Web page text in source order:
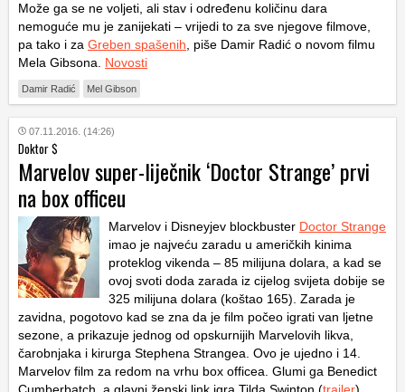
Može ga se ne voljeti, ali stav i određenu količinu dara
nemoguće mu je zanijekati – vrijedi to za sve njegove filmove,
pa tako i za Greben spašenih , piše Damir Radić o novom filmu
Mela Gibsona. Novosti
Damir Radić Mel Gibson
07.11.2016. (14:26)
Doktor $
Marvelov super-liječnik ‘Doctor Strange’ prvi
na box officeu
Marvelov i Disneyjev blockbuster Doctor Strange
imao je najveću zaradu u američkih kinima
proteklog vikenda – 85 milijuna dolara, a kad se
ovoj svoti doda zarada iz cijelog svijeta dobije se
325 milijuna dolara (koštao 165). Zarada je
zavidna, pogotovo kad se zna da je film počeo igrati van ljetne
sezone, a prikazuje jednog od opskurnijih Marvelovih likva,
čarobnjaka i kirurga Stephena Strangea. Ovo je ujedno i 14.
Marvelov film za redom na vrhu box officea. Glumi ga Benedict